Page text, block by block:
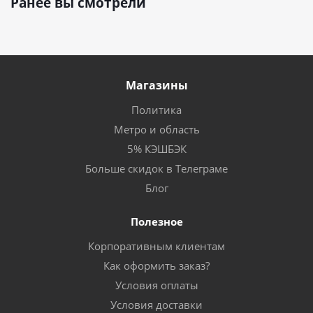
Магазины
Политика
Метро и область
5% КЭШБЭК
Больше скидок в Телеграме
Блог
Полезное
Корпоративным клиентам
Как оформить заказ?
Условия оплаты
Условия доставки